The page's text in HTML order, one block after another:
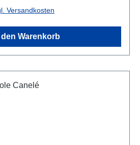
Versandkosten
den Warenkorb